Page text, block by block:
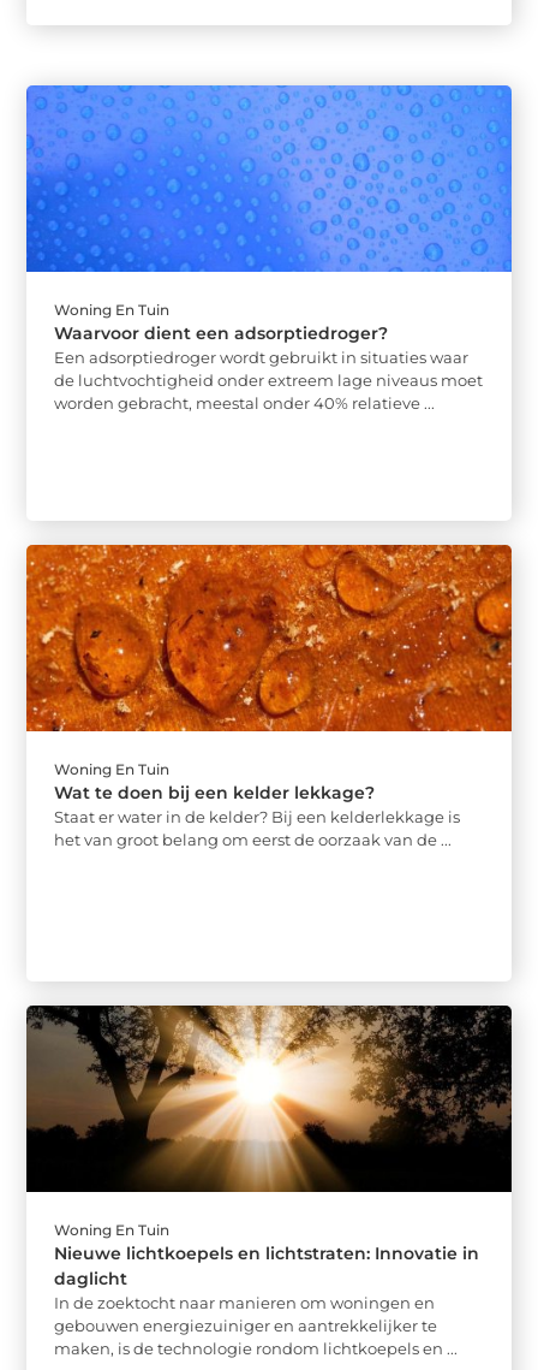
Woning En Tuin
Waarvoor dient een adsorptiedroger?
Een adsorptiedroger wordt gebruikt in situaties waar
de luchtvochtigheid onder extreem lage niveaus moet
worden gebracht, meestal onder 40% relatieve ...
Woning En Tuin
Wat te doen bij een kelder lekkage?
Staat er water in de kelder? Bij een kelderlekkage is
het van groot belang om eerst de oorzaak van de ...
Woning En Tuin
Nieuwe lichtkoepels en lichtstraten: Innovatie in
daglicht
In de zoektocht naar manieren om woningen en
gebouwen energiezuiniger en aantrekkelijker te
maken, is de technologie rondom lichtkoepels en ...